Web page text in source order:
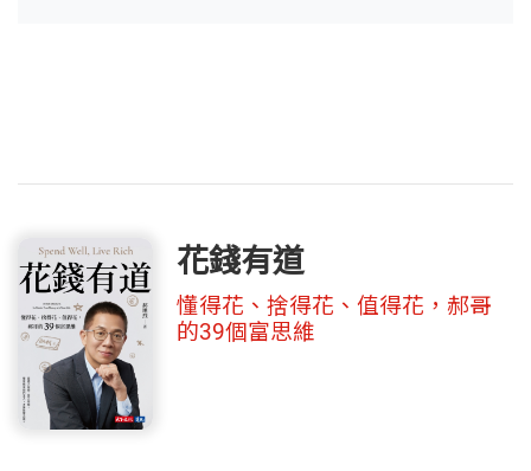
花錢有道
懂得花、捨得花、值得花，郝哥
的39個富思維